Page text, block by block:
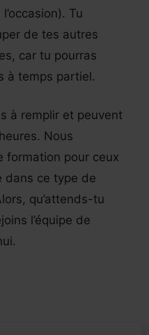
Tu
de tes autres
car tu pourras
à temps partiel.
à remplir et peuvent
Nous
formation pour ceux
dans ce type de
qu’attends-tu
l’équipe de